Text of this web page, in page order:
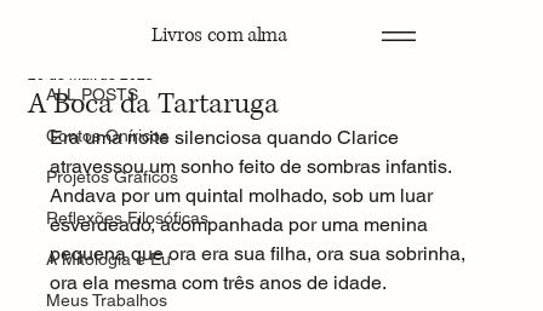
Livros com alma
ALL POSTS
Contos Oníricos
Projetos Gráficos
Reflexões Filosóficas
A Mitologia e Eu
Meus Trabalhos
A Boca da Tartaruga
20 de mai. de 2025
Era uma noite silenciosa quando Clarice
atravessou um sonho feito de sombras infantis.
Andava por um quintal molhado, sob um luar
esverdeado, acompanhada por uma menina
pequena que ora era sua filha, ora sua sobrinha,
ora ela mesma com três anos de idade.